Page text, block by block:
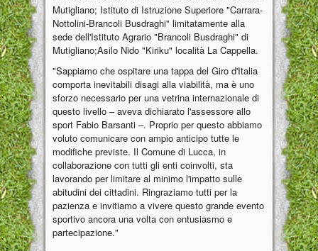
Mutigliano; Istituto di Istruzione Superiore "Carrara-
Nottolini-Brancoli Busdraghi" limitatamente alla
sede dell'Istituto Agrario "Brancoli Busdraghi" di
Mutigliano;Asilo Nido "Kiriku" località La Cappella.
"Sappiamo che ospitare una tappa del Giro d'Italia
comporta inevitabili disagi alla viabilità, ma è uno
sforzo necessario per una vetrina internazionale di
questo livello – aveva dichiarato l'assessore allo
sport Fabio Barsanti –. Proprio per questo abbiamo
voluto comunicare con ampio anticipo tutte le
modifiche previste. Il Comune di Lucca, in
collaborazione con tutti gli enti coinvolti, sta
lavorando per limitare al minimo l'impatto sulle
abitudini dei cittadini. Ringraziamo tutti per la
pazienza e invitiamo a vivere questo grande evento
sportivo ancora una volta con entusiasmo e
partecipazione."